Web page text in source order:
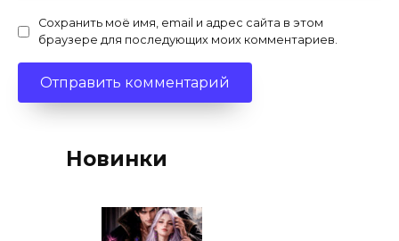
Сохранить моё имя, email и адрес сайта в этом
браузере для последующих моих комментариев.
Новинки